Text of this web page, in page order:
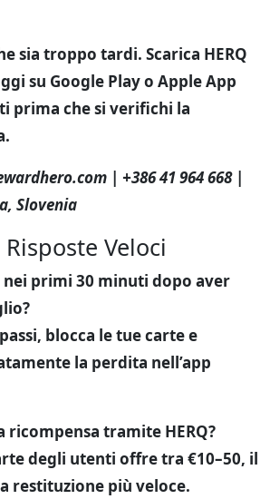
sia troppo tardi. Scarica HERQ
su Google Play o Apple App
prima che si verifichi la
| +386 41 964 668 |
Slovenia
Veloci
nei primi 30 minuti dopo aver
blocca le tue carte e
la perdita nell’app
ricompensa tramite HERQ?
degli utenti offre tra €10–50, il
restituzione più veloce.